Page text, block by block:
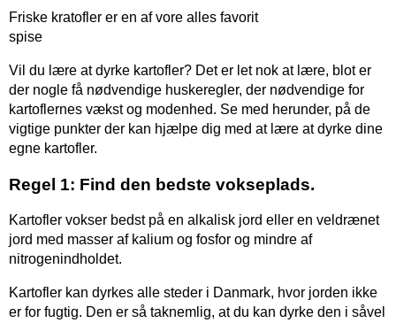
Friske kratofler er en af vore alles favorit
spise
Vil du lære at dyrke kartofler? Det er let nok at lære, blot er
der nogle få nødvendige huskeregler, der nødvendige for
kartoflernes vækst og modenhed. Se med herunder, på de
vigtige punkter der kan hjælpe dig med at lære at dyrke dine
egne kartofler.
Regel 1: Find den bedste vokseplads.
Kartofler vokser bedst på en alkalisk jord eller en veldrænet
jord med masser af kalium og fosfor og mindre af
nitrogenindholdet.
Kartofler kan dyrkes alle steder i Danmark, hvor jorden ikke
er for fugtig. Den er så taknemlig, at du kan dyrke den i såvel